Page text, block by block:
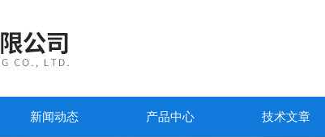
新闻动态 产品中心 技术文章